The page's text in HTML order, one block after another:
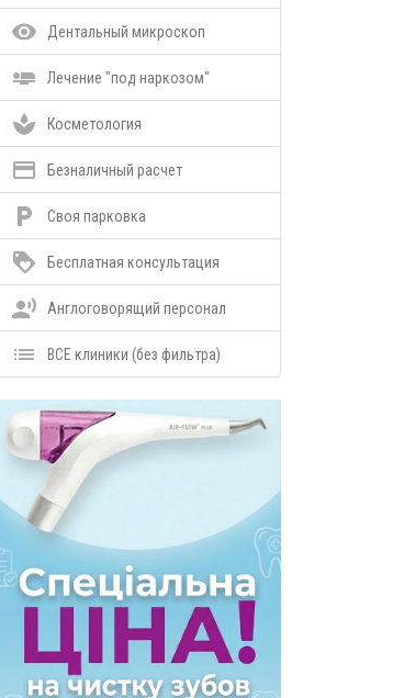
remove_red_eye Дентальный микроскоп
airline_seat_flat Лечение "под наркозом"
spa Косметология
credit_card Безналичный расчет
local_parking Своя парковка
loyalty Бесплатная консультация
record_voice_over Англоговорящий персонал
list ВСЕ клиники (без фильтра)